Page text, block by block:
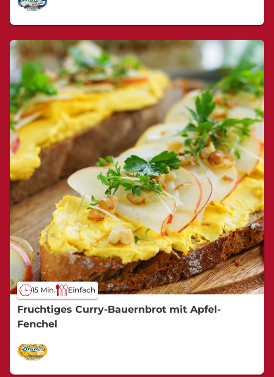
15 Min. Einfach
Fruchtiges Curry-Bauernbrot mit Apfel-
Fenchel